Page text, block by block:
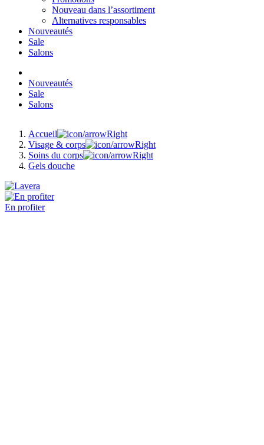
Nouveau dans l’assortiment
Alternatives responsables
Nouveautés
Sale
Salons
Nouveautés
Sale
Salons
Accueil
Visage & corps
Soins du corps
Gels douche
En profiter